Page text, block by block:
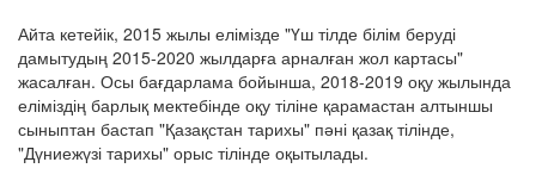
Айта кетейік, 2015 жылы елімізде "Үш тілде білім беруді
дамытудың 2015-2020 жылдарға арналған жол картасы"
жасалған. Осы бағдарлама бойынша, 2018-2019 оқу жылында
еліміздің барлық мектебінде оқу тіліне қарамастан алтыншы
сыныптан бастап "Қазақстан тарихы" пәні қазақ тілінде,
"Дүниежүзі тарихы" орыс тілінде оқытылады.